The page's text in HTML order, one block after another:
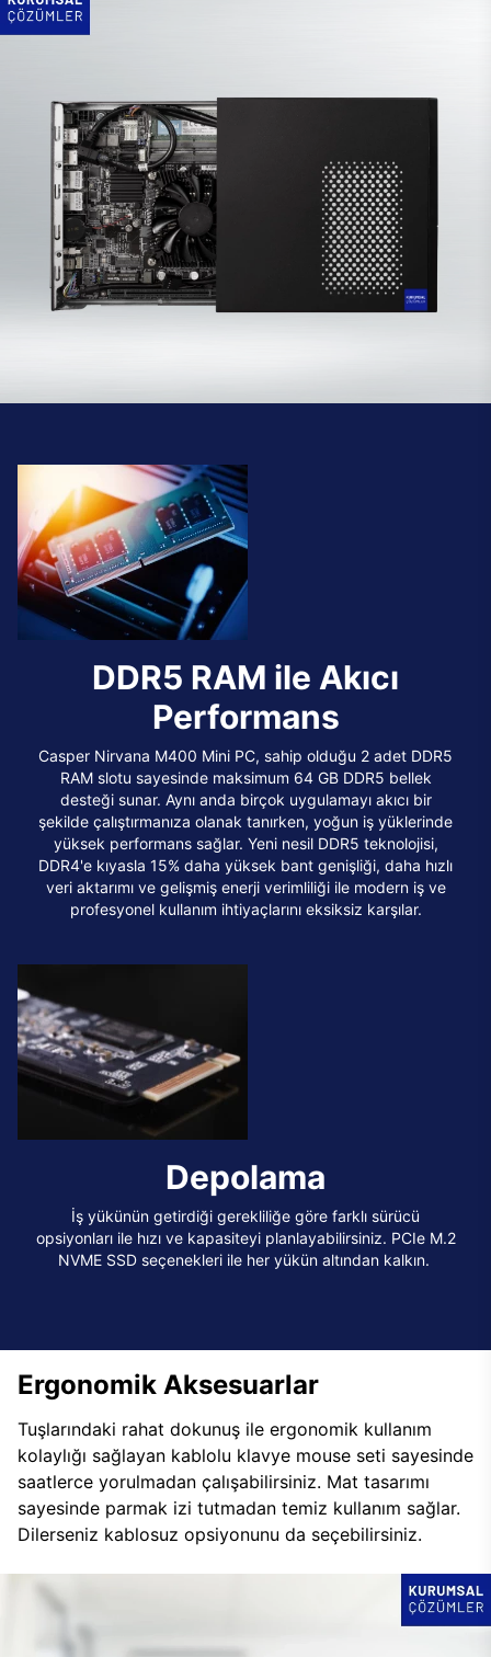
DDR5 RAM ile Akıcı
Performans
Casper Nirvana M400 Mini PC, sahip olduğu 2 adet DDR5
RAM slotu sayesinde maksimum 64 GB DDR5 bellek
desteği sunar. Aynı anda birçok uygulamayı akıcı bir
şekilde çalıştırmanıza olanak tanırken, yoğun iş yüklerinde
yüksek performans sağlar. Yeni nesil DDR5 teknolojisi,
DDR4'e kıyasla 15% daha yüksek bant genişliği, daha hızlı
veri aktarımı ve gelişmiş enerji verimliliği ile modern iş ve
profesyonel kullanım ihtiyaçlarını eksiksiz karşılar.
Depolama
İş yükünün getirdiği gerekliliğe göre farklı sürücü
opsiyonları ile hızı ve kapasiteyi planlayabilirsiniz. PCIe M.2
NVME SSD seçenekleri ile her yükün altından kalkın.
Ergonomik Aksesuarlar
Tuşlarındaki rahat dokunuş ile ergonomik kullanım
kolaylığı sağlayan kablolu klavye mouse seti sayesinde
saatlerce yorulmadan çalışabilirsiniz. Mat tasarımı
sayesinde parmak izi tutmadan temiz kullanım sağlar.
Dilerseniz kablosuz opsiyonunu da seçebilirsiniz.